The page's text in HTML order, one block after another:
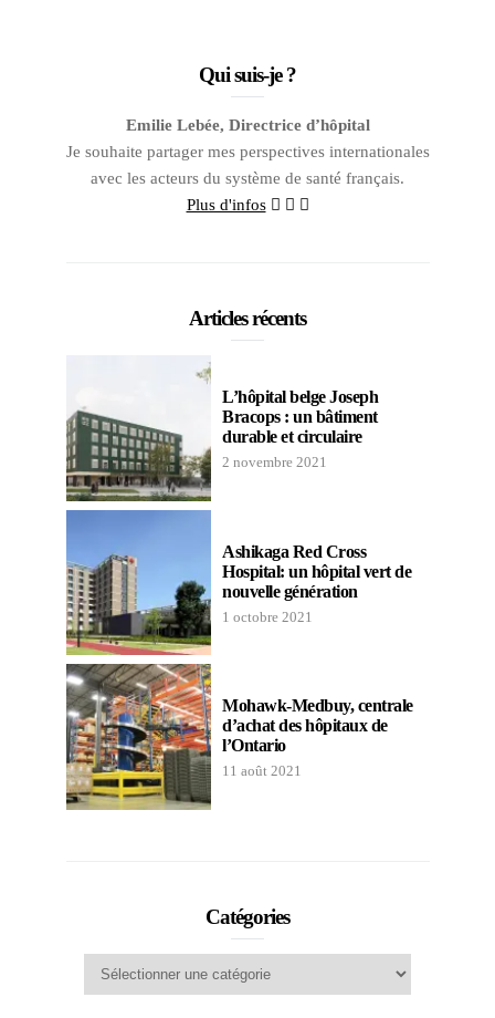
Qui suis-je ?
Emilie Lebée, Directrice d’hôpital
Je souhaite partager mes perspectives internationales
avec les acteurs du système de santé français.
Plus d'infos
Articles récents
L’hôpital belge Joseph
Bracops : un bâtiment
durable et circulaire
2 novembre 2021
Ashikaga Red Cross
Hospital: un hôpital vert de
nouvelle génération
1 octobre 2021
Mohawk-Medbuy, centrale
d’achat des hôpitaux de
l’Ontario
11 août 2021
Catégories
Catégories